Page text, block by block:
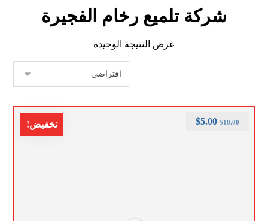
شركة تلميع رخام الفجيرة
عرض النتيجة الوحيدة
تخفيض! $10.00
$5.00